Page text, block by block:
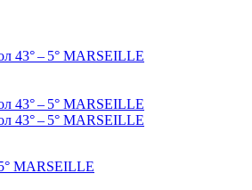
MARSEILLE